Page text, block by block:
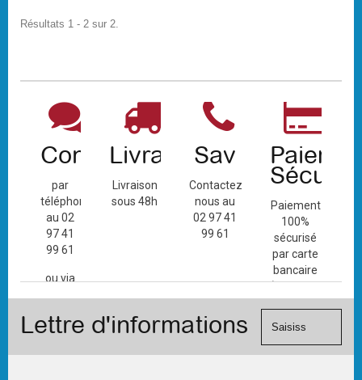
Résultats 1 - 2 sur 2.
Contact
par
téléphone
au 02
97 41
99 61
ou via
de
Livraison
Livraison
sous 48h
Sav
Contactez-
nous au
02 97 41
99 61
Paiement
100%
sécurisé
par carte
bancaire
(Mastercard,
Visa, ...) et
Lettre d'informations